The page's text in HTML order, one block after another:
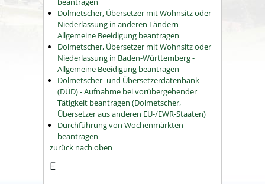
Dolmetscher, Übersetzer mit Wohnsitz oder
Niederlassung in anderen Ländern -
Allgemeine Beeidigung beantragen
Dolmetscher, Übersetzer mit Wohnsitz oder
Niederlassung in Baden-Württemberg -
Allgemeine Beeidigung beantragen
Dolmetscher- und Übersetzerdatenbank
(DÜD) - Aufnahme bei vorübergehender
Tätigkeit beantragen (Dolmetscher,
Übersetzer aus anderen EU-/EWR-Staaten)
Durchführung von Wochenmärkten
beantragen
zurück nach oben
E